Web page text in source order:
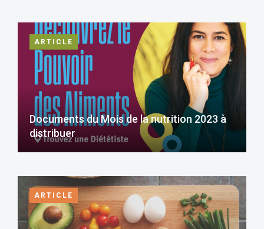
ARTICLE
Documents du Mois de la nutrition 2023 à
distribuer
ARTICLE